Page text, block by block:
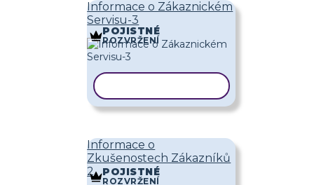
Informace o Zákaznickém
Servisu-3
POJISTNÉ
ROZVRŽENÍ
Informace o
Zkušenostech Zákazníků
2
POJISTNÉ
ROZVRŽENÍ